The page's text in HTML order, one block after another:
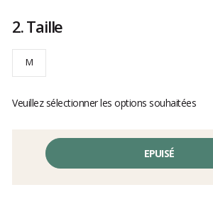
2.Taille
M
Veuillez sélectionner les options souhaitées
EPUISÉ